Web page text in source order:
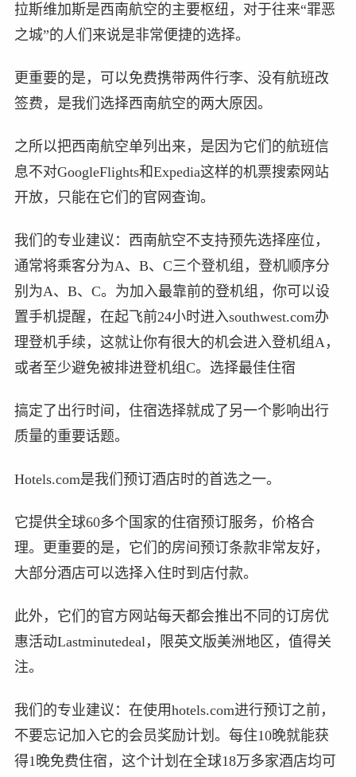
拉斯维加斯是西南航空的主要枢纽，对于往来“罪恶
之城”的人们来说是非常便捷的选择。
更重要的是，可以免费携带两件行李、没有航班改
签费，是我们选择西南航空的两大原因。
之所以把西南航空单列出来，是因为它们的航班信
息不对GoogleFlights和Expedia这样的机票搜索网站
开放，只能在它们的官网查询。
我们的专业建议：西南航空不支持预先选择座位，
通常将乘客分为A、B、C三个登机组，登机顺序分
别为A、B、C。为加入最靠前的登机组，你可以设
置手机提醒，在起飞前24小时进入southwest.com办
理登机手续，这就让你有很大的机会进入登机组A，
或者至少避免被排进登机组C。选择最佳住宿
搞定了出行时间，住宿选择就成了另一个影响出行
质量的重要话题。
Hotels.com是我们预订酒店时的首选之一。
它提供全球60多个国家的住宿预订服务，价格合
理。更重要的是，它们的房间预订条款非常友好，
大部分酒店可以选择入住时到店付款。
此外，它们的官方网站每天都会推出不同的订房优
惠活动Lastminutedeal，限英文版美洲地区，值得关
注。
我们的专业建议：在使用hotels.com进行预订之前，
不要忘记加入它的会员奖励计划。每住10晚就能获
得1晚免费住宿，这个计划在全球18万多家酒店均可